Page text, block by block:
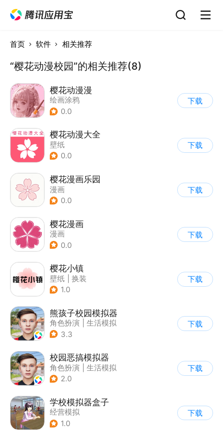
首页 软件 相关推荐
“樱花动漫校园”的相关推荐(8)
樱花动漫漫
绘画涂鸦
0.0
下载
樱花动漫大全
壁纸
0.0
下载
樱花漫画乐园
漫画
0.0
下载
樱花漫画
漫画
0.0
下载
樱花小镇
壁纸
换装
1.0
下载
熊孩子校园模拟器
角色扮演
生活模拟
| 写实
3.3
下载
校园恶搞模拟器
角色扮演
生活模拟
| 写实
2.0
下载
学校模拟器盒子
经营模拟
1.0
下载